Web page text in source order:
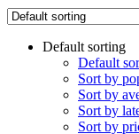
Default sorting
Default
Sort by
Sort by
Sort by
Sort by